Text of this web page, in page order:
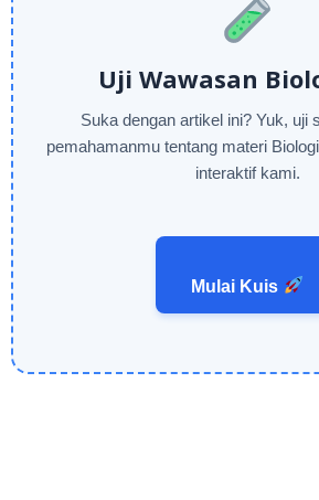
Uji Wawasan
Suka dengan artikel ini? Yuk, uji
pemahamanmu tentang materi
interaktif kami.
Mulai Kuis